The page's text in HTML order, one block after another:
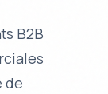
B2B
de